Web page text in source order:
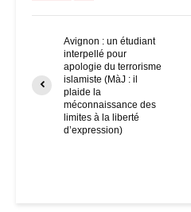
Avignon : un étudiant
interpellé pour
apologie du terrorisme
islamiste (MàJ : il
plaide la
méconnaissance des
limites à la liberté
d’expression)